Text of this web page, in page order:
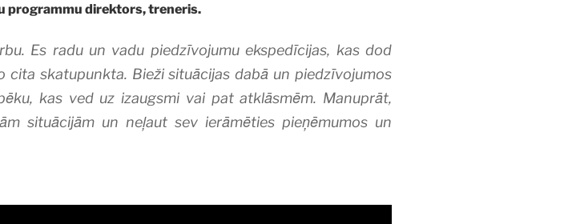
programmu direktors, treneris.
Es radu un vadu piedzīvojumu ekspedīcijas, kas dod
cita skatupunkta. Bieži situācijas dabā un piedzīvojumos
kas ved uz izaugsmi vai pat atklāsmēm. Manuprāt,
situācijām un neļaut sev ierāmēties pieņēmumos un